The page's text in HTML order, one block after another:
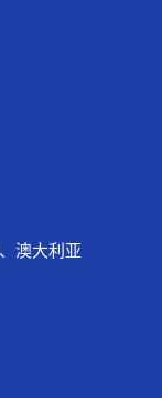
澳大利亚